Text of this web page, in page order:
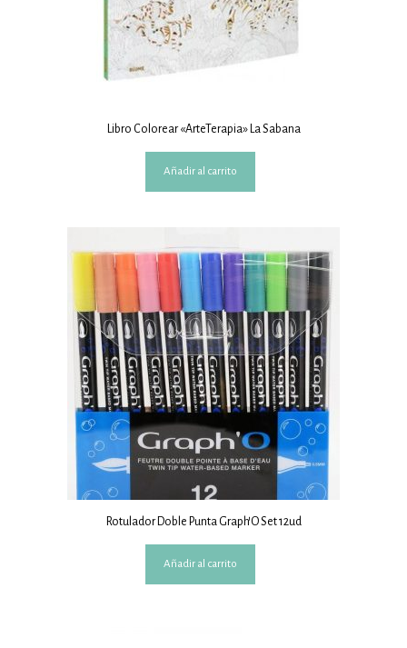
Libro Colorear «ArteTerapia» La Sabana
Añadir al carrito
Rotulador Doble Punta Graph’O Set 12ud
Añadir al carrito